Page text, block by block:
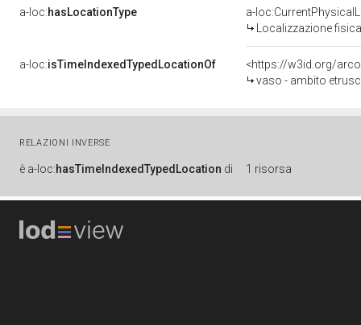
a-loc:hasLocationType
a-
Localizzazione
a-loc:isTimeIndexedTypedLocationOf
<https://w3id.org/
vaso - ambito
RELAZIONI INVERSE
è a-loc:hasTimeIndexedTypedLocation di 1 risorsa